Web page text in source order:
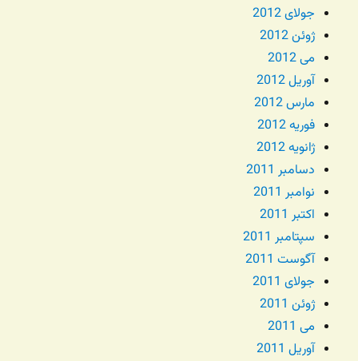
جولای 2012
ژوئن 2012
می 2012
آوریل 2012
مارس 2012
فوریه 2012
ژانویه 2012
دسامبر 2011
نوامبر 2011
اکتبر 2011
سپتامبر 2011
آگوست 2011
جولای 2011
ژوئن 2011
می 2011
آوریل 2011